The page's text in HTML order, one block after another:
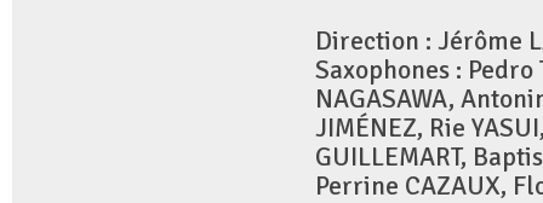
Direction : Jérôme
Saxophones : Pedro
NAGASAWA,
JIMÉNEZ, Rie
GUILLEMART,
Perrine CAZAUX,